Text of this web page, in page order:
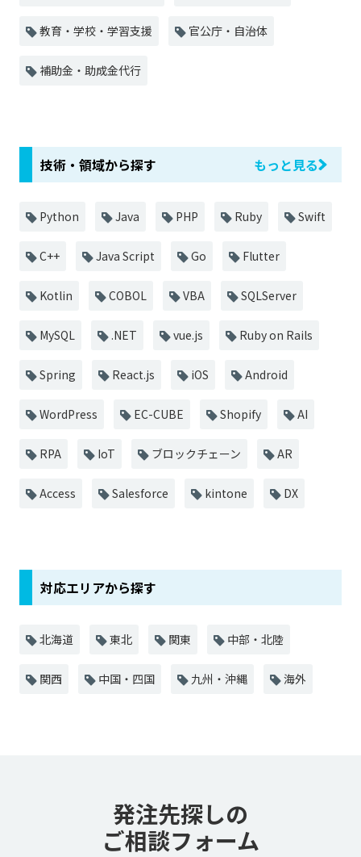
教育・学校・学習支援 官公庁・自治体
補助金・助成金代行
技術・領域から探す もっと見る
Python Java PHP Ruby Swift
C++ Java Script Go Flutter
Kotlin COBOL VBA SQLServer
MySQL .NET vue.js Ruby on Rails
Spring React.js iOS Android
WordPress EC-CUBE Shopify AI
RPA IoT ブロックチェーン AR
Access Salesforce kintone DX
対応エリアから探す
北海道 東北 関東 中部・北陸
関西 中国・四国 九州・沖縄 海外
発注先探しの
ご相談フォーム